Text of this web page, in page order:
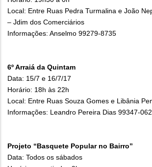
Local: Entre Ruas Pedra Turmalina e João
– Jdim dos Comerciários
Informações: Anselmo 99279-8735
6º Arraiá da Quintam
Data: 15/7 e 16/7/17
Horário: 18h às 22h
Local: Entre Ruas Souza Gomes e Libânia
Informações: Leandro Pereira Dias 99347-
Projeto “Basquete Popular no Bairro”
Data: Todos os sábados